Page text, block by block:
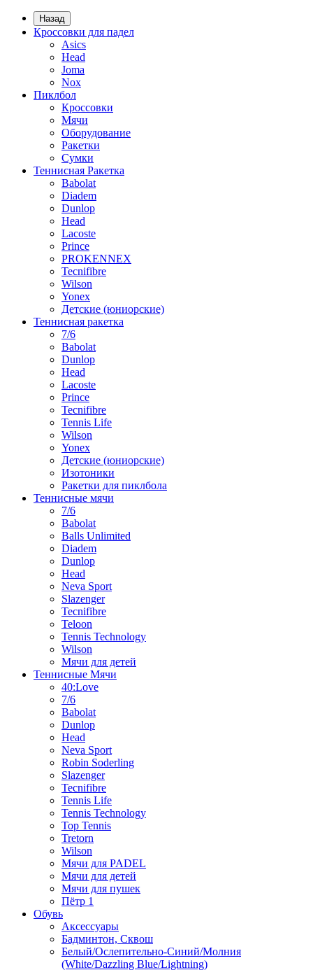
Назад
Кроссовки для падел
Asics
Head
Joma
Nox
Пиклбол
Кроссовки
Мячи
Оборудование
Ракетки
Сумки
Теннисная Ракетка
Babolat
Diadem
Dunlop
Head
Lacoste
Prince
PROKENNEX
Tecnifibre
Wilson
Yonex
Детские (юниорские)
Теннисная ракетка
7/6
Babolat
Dunlop
Head
Lacoste
Prince
Tecnifibre
Tennis Life
Wilson
Yonex
Детские (юниорские)
Изотоники
Ракетки для пиклбола
Теннисные мячи
7/6
Babolat
Balls Unlimited
Diadem
Dunlop
Head
Neva Sport
Slazenger
Tecnifibre
Teloon
Tennis Technology
Wilson
Мячи для детей
Теннисные Мячи
40:Love
7/6
Babolat
Dunlop
Head
Neva Sport
Robin Soderling
Slazenger
Tecnifibre
Tennis Life
Tennis Technology
Top Tennis
Tretorn
Wilson
Мячи для PADEL
Мячи для детей
Мячи для пушек
Пётр 1
Обувь
Аксессуары
Бадминтон, Сквош
Белый/Ослепительно-Синий/Молния
(White/Dazzling Blue/Lightning)